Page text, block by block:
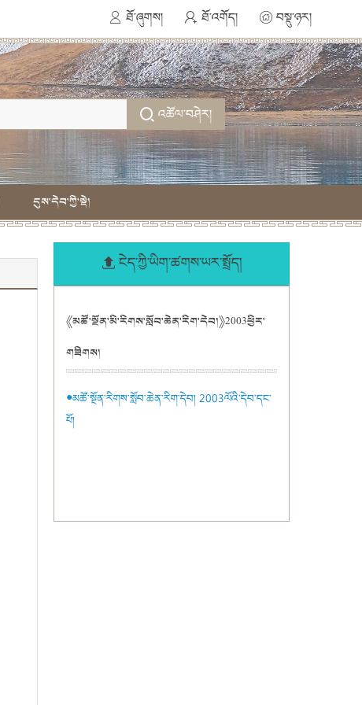
ཐོ་ཞུགས། ཐོ་འགོད། བསྡུ་ཉར།
འཚོལ་བཤེར།
དུས་དེབ་ཀྱི་སྡེ།
ངེད་ཀྱི་ཡིག་ཚགས་ཡར་སྤྲོད།
《མཚོ་སྔོན་མི་རིགས་སློབ་ཆེན་རིག་དེབ།》2003ཕྱིར་
གཟིགས།
●མཚོ་སྔོན་རིགས་སློབ་ཆེན་རིག་དེབ། 2003ལོའི་དེབ་དང་
པོ།